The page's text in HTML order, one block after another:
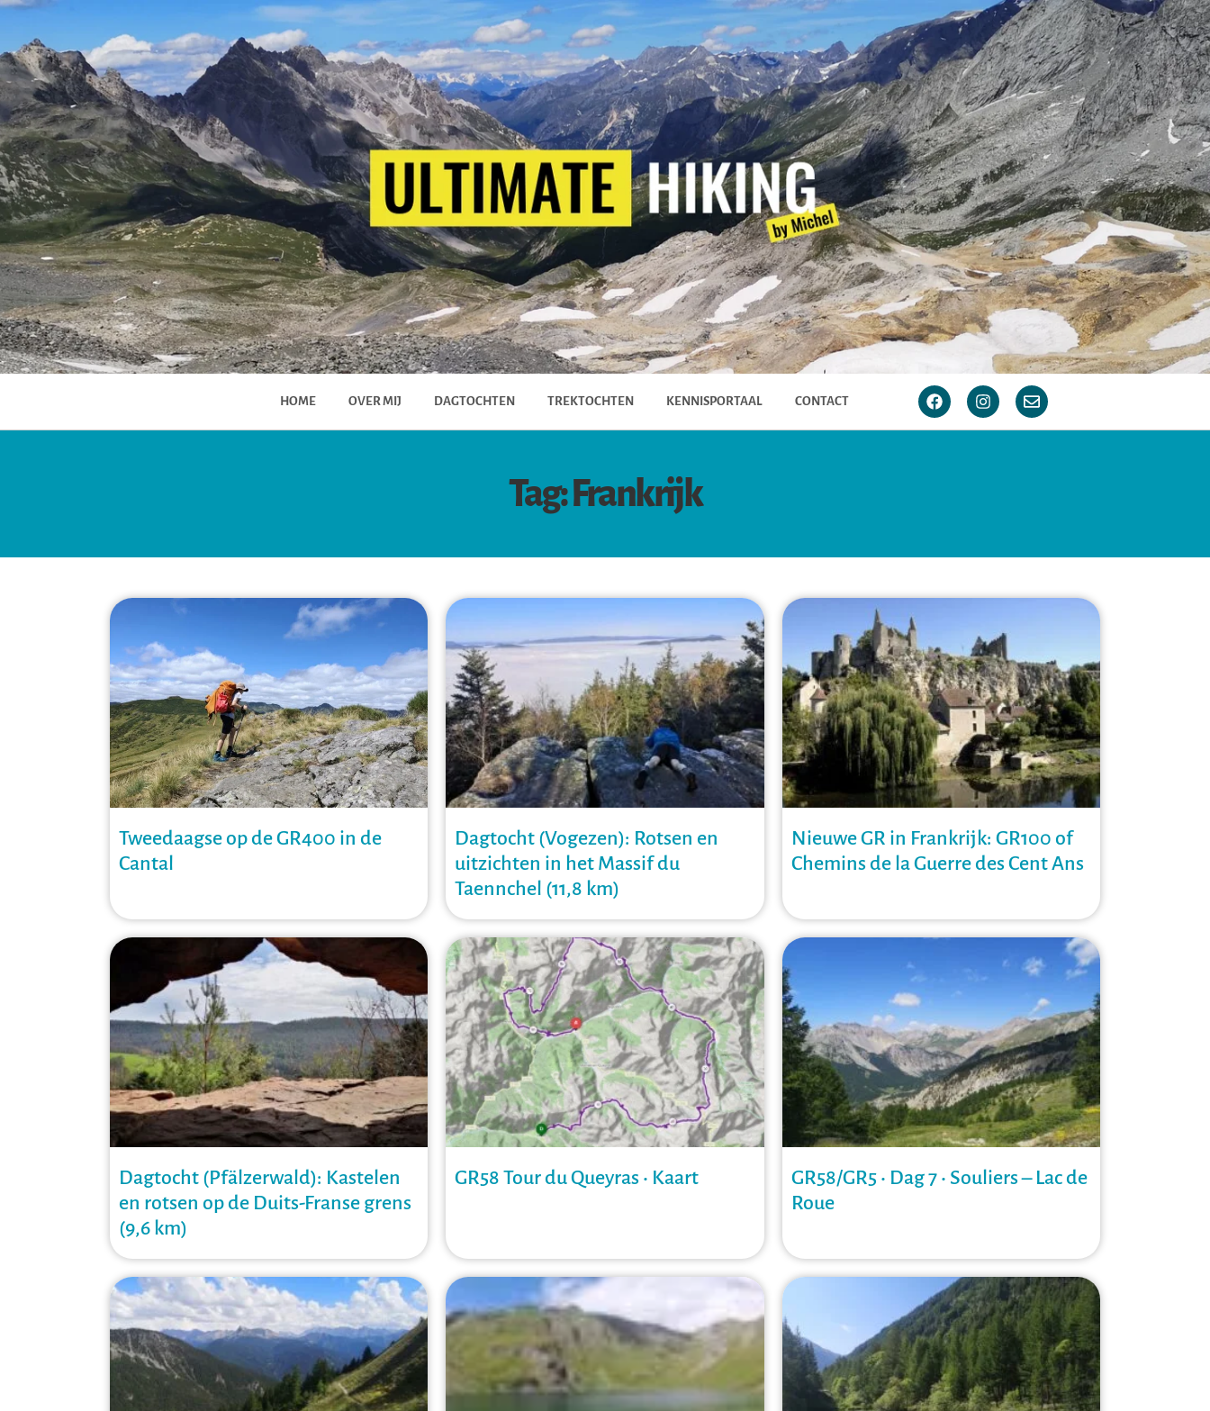
HOME OVER MIJ DAGTOCHTEN TREKTOCHTEN KENNISPORTAAL CONTACT
Tag: Frankrijk
Tweedaagse op de GR400 in de
Cantal
Dagtocht (Vogezen): Rotsen en
uitzichten in het Massif du
Taennchel (11,8 km)
Nieuwe GR in Frankrijk: GR100 of
Chemins de la Guerre des Cent Ans
Dagtocht (Pfälzerwald): Kastelen
en rotsen op de Duits-Franse grens
(9,6 km)
GR58 Tour du Queyras • Kaart
GR58/GR5 • Dag 7 • Souliers – Lac de
Roue